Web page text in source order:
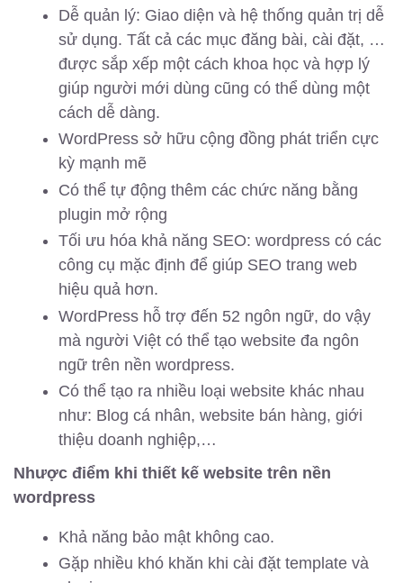
Dễ quản lý: Giao diện và hệ thống quản trị dễ
sử dụng. Tất cả các mục đăng bài, cài đặt, …
được sắp xếp một cách khoa học và hợp lý
giúp người mới dùng cũng có thể dùng một
cách dễ dàng.
WordPress sở hữu cộng đồng phát triển cực
kỳ mạnh mẽ
Có thể tự động thêm các chức năng bằng
plugin mở rộng
Tối ưu hóa khả năng SEO: wordpress có các
công cụ mặc định để giúp SEO trang web
hiệu quả hơn.
WordPress hỗ trợ đến 52 ngôn ngữ, do vậy
mà người Việt có thể tạo website đa ngôn
ngữ trên nền wordpress.
Có thể tạo ra nhiều loại website khác nhau
như: Blog cá nhân, website bán hàng, giới
thiệu doanh nghiệp,…
Nhược điểm khi thiết kế website trên nền
wordpress
Khả năng bảo mật không cao.
Gặp nhiều khó khăn khi cài đặt template và